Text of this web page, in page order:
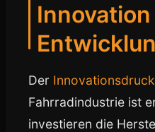
Der Innovationsdruck
Fahrradindustrie ist
investieren die